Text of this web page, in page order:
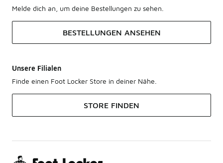
Melde dich an, um deine Bestellungen zu sehen.
BESTELLUNGEN ANSEHEN
Unsere Filialen
Finde einen Foot Locker Store in deiner Nähe.
STORE FINDEN